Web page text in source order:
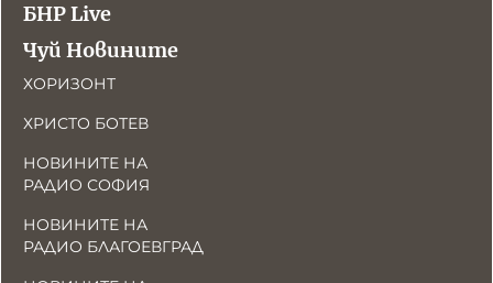
БНР Live
Чуй Новините
ХОРИЗОНТ
ХРИСТО БОТЕВ
НОВИНИТЕ НА
РАДИО СОФИЯ
НОВИНИТЕ НА
РАДИО БЛАГОЕВГРАД